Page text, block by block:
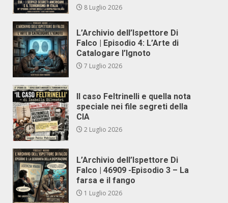
8 Luglio 2026
L’Archivio dell’Ispettore Di
Falco | Episodio 4: L’Arte di
Catalogare l’Ignoto
7 Luglio 2026
Il caso Feltrinelli e quella nota
speciale nei file segreti della
CIA
2 Luglio 2026
L’Archivio dell’Ispettore Di
Falco | 46909 -Episodio 3 – La
farsa e il fango
1 Luglio 2026